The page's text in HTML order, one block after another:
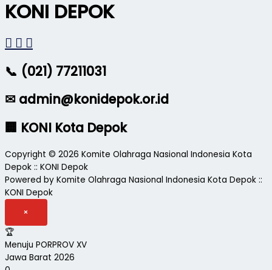
KONI DEPOK
📞 (021) 77211031
✉ admin@konidepok.or.id
🏢 KONI Kota Depok
Copyright © 2026 Komite Olahraga Nasional Indonesia Kota
Depok :: KONI Depok
Powered by Komite Olahraga Nasional Indonesia Kota Depok ::
KONI Depok
×
🏆
Menuju PORPROV XV
Jawa Barat 2026